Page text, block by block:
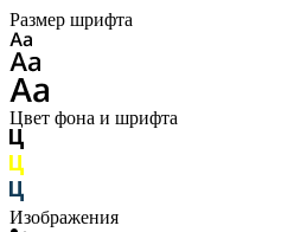
Размер шрифта
Цвет фона и шрифта
Изображения